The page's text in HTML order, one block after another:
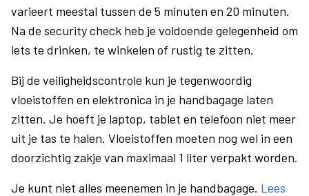
varieert meestal tussen de 5 minuten en 20 minuten.
Na de security check heb je voldoende gelegenheid om
iets te drinken, te winkelen of rustig te zitten.
Bij de veiligheidscontrole kun je tegenwoordig
vloeistoffen en elektronica in je handbagage laten
zitten. Je hoeft je laptop, tablet en telefoon niet meer
uit je tas te halen. Vloeistoffen moeten nog wel in een
doorzichtig zakje van maximaal 1 liter verpakt worden.
Je kunt niet alles meenemen in je handbagage. Lees